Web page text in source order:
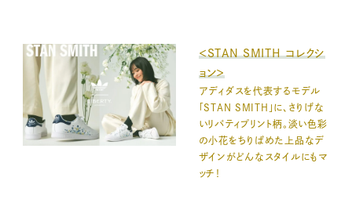
＜STAN SMITH コレクシ
ョン＞
アディダスを代表するモデル
「STAN SMITH」に、さりげな
いリバティプリント柄。淡い色彩
の小花をちりばめた上品なデ
ザインがどんなスタイルにもマ
ッチ！